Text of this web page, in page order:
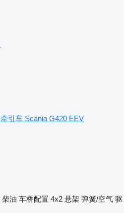
牵引车 Scania G420 EEV
柴油 车桥配置 4x2 悬架 弹簧/空气 驱